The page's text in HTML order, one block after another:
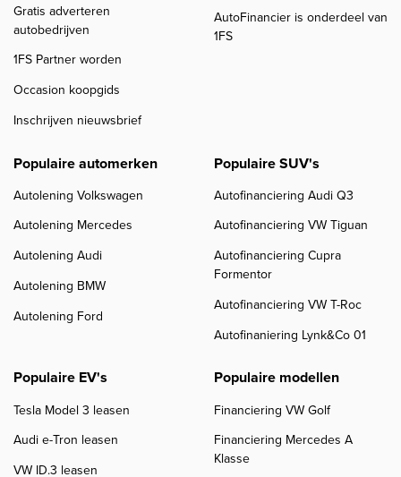
Gratis adverteren
autobedrijven
1FS Partner worden
Occasion koopgids
Inschrijven nieuwsbrief
AutoFinancier is onderdeel van
1FS
Populaire automerken
Autolening Volkswagen
Autolening Mercedes
Autolening Audi
Autolening BMW
Autolening Ford
Populaire SUV's
Autofinanciering Audi Q3
Autofinanciering VW Tiguan
Autofinanciering Cupra
Formentor
Autofinanciering VW T-Roc
Autofinaniering Lynk&Co 01
Populaire EV's
Tesla Model 3 leasen
Audi e-Tron leasen
VW ID.3 leasen
Populaire modellen
Financiering VW Golf
Financiering Mercedes A
Klasse